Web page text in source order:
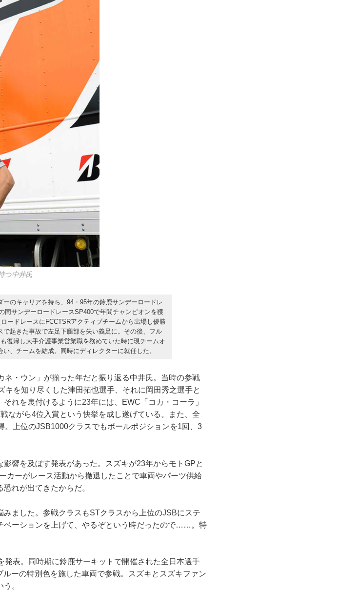
つ中井氏
のキャリアを持ち、94・95年の鈴鹿サンデーロードレ
同サンデーロードレースSP400で年間チャンピオンを獲
ードレースにFCCTSRアクティブチームから出場し優勝
起きた事故で左足下腿部を失い義足に。その後、フル
復帰し大手介護事業営業職を務めていた時に現チームオ
、チームを結成。同時にディレクターに就任した。
・ウン」が揃った年だと振り返る中井氏。当時の参戦
を知り尽くした津田拓也選手、それに岡田秀之選手と
れを裏付けるように23年には、EWC「コカ・コーラ」
ながら4位入賞という快挙を成し遂げている。また、全
。上位のJSB1000クラスでもポールポジションを1回、3
響を及ぼす発表があった。スズキが23年からモトGPと
カーがレース活動から撤退したことで車両やパーツ供給
れが出てきたからだ。
みました。参戦クラスもSTクラスから上位のJSBにステ
ベーションを上げて、やるぞという時だったので……。特
表。同時期に鈴鹿サーキットで開催された全日本選手
ーの特別色を施した車両で参戦。スズキとスズキファン
。